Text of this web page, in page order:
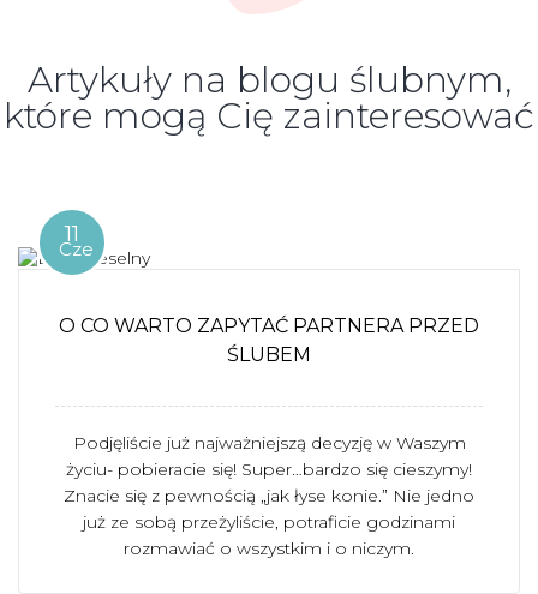
Artykuły na blogu ślubnym,
które mogą Cię zainteresować
11
Cze
O CO WARTO ZAPYTAĆ PARTNERA PRZED
ŚLUBEM
Podjęliście już najważniejszą decyzję w Waszym
życiu- pobieracie się! Super…bardzo się cieszymy!
Znacie się z pewnością „jak łyse konie.” Nie jedno
już ze sobą przeżyliście, potraficie godzinami
rozmawiać o wszystkim i o niczym.